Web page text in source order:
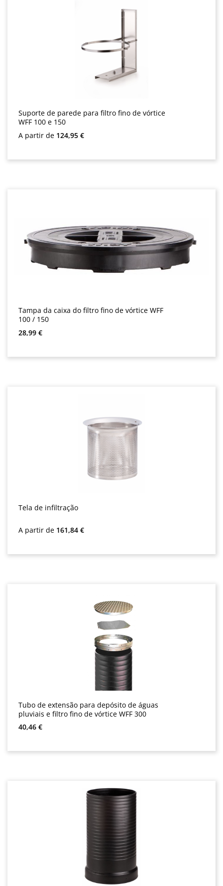
Suporte de parede para filtro fino de vórtice
WFF 100 e 150
Preço normal:
A partir de 124,95 €
Tampa da caixa do filtro fino de vórtice WFF
100 / 150
Preço normal:
28,99 €
Tela de infiltração
Preço normal:
A partir de 161,84 €
Tubo de extensão para depósito de águas
pluviais e filtro fino de vórtice WFF 300
Preço normal:
40,46 €